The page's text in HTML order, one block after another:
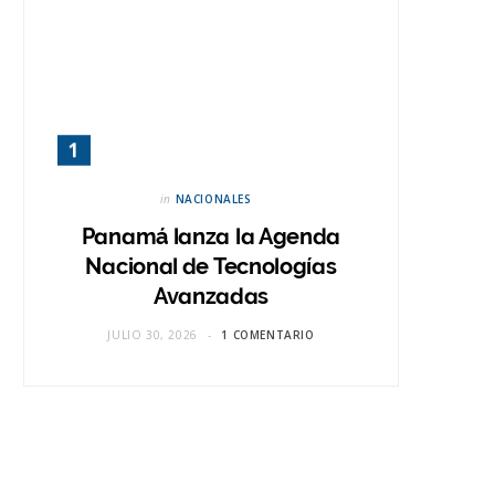
in NACIONALES
Panamá lanza la Agenda
Nacional de Tecnologías
Avanzadas
JULIO 30, 2026 1 COMENTARIO